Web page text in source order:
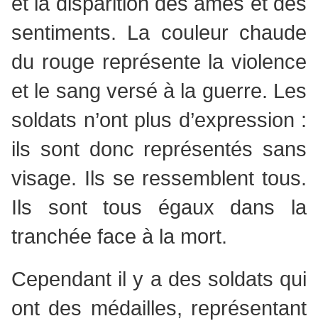
sentiments. La couleur chaude
du rouge représente la violence
et le sang versé à la guerre. Les
soldats n’ont plus d’expression :
ils sont donc représentés sans
visage. Ils se ressemblent tous.
Ils sont tous égaux dans la
tranchée face à la mort.
Cependant il y a des soldats qui
ont des médailles, représentant